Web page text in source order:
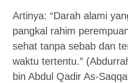
Artinya: “Darah alami
pangkal rahim
sehat tanpa sebab dan
waktu tertentu.”
bin Abdul Qadir As-